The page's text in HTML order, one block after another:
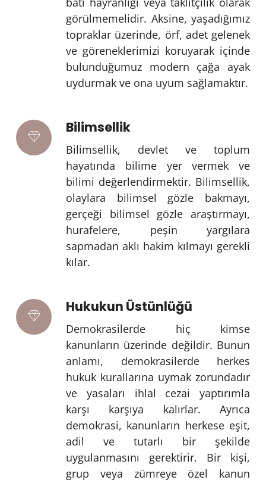
görülmemelidir. Aksine, yaşadığımız
topraklar üzerinde, örf, adet gelenek
ve göreneklerimizi koruyarak içinde
bulunduğumuz modern çağa ayak
uydurmak ve ona uyum sağlamaktır.
Bilimsellik
Bilimsellik, devlet ve toplum
hayatında bilime yer vermek ve
bilimi değerlendirmektir. Bilimsellik,
olaylara bilimsel gözle bakmayı,
gerçeği bilimsel gözle araştırmayı,
hurafelere, peşin yargılara
sapmadan aklı hakim kılmayı gerekli
kılar.
Hukukun Üstünlüğü
Demokrasilerde hiç kimse
kanunların üzerinde değildir. Bunun
anlamı, demokrasilerde herkes
hukuk kurallarına uymak zorundadır
ve yasaları ihlal cezai yaptırımla
karşı karşıya kalırlar. Ayrıca
demokrasi, kanunların herkese eşit,
adil ve tutarlı bir şekilde
uygulanmasını gerektirir. Bir kişi,
grup veya zümreye özel kanun